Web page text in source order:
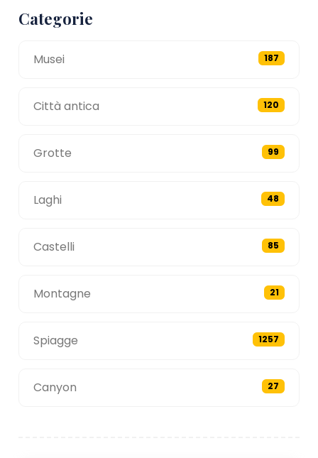
Categorie
Musei 187
Città antica 120
Grotte 99
Laghi 48
Castelli 85
Montagne 21
Spiagge 1257
Canyon 27